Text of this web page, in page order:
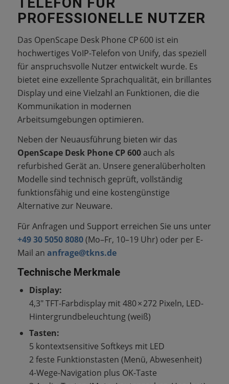
PROFESSIONELLE NUTZER
Das OpenScape Desk Phone CP 600 ist ein
hochwertiges VoIP-Telefon von Unify, das speziell
für anspruchsvolle Nutzer entwickelt wurde. Es
bietet eine exzellente Sprachqualität, ein brillantes
Display und eine Vielzahl an Funktionen, die die
Kommunikation in modernen
Arbeitsumgebungen optimieren.
Neben der Neuausführung bieten wir das
OpenScape Desk Phone CP 600auch als
refurbished Gerät an. Unsere generalüberholten
Modelle sind technisch geprüft, vollständig
funktionsfähig und eine kostengünstige
Alternative zur Neuware.
Für Anfragen und Support erreichen Sie uns unter
+49 30 5050 8080(Mo–Fr, 10–19 Uhr) oder per E-
Mail an anfrage@tkns.de
Technische Merkmale
Display:
4,3″ TFT-Farbdisplay mit 480 × 272 Pixeln, LED-
Hintergrundbeleuchtung (weiß)
Tasten:
5 kontextsensitive Softkeys mit LED
2 feste Funktionstasten (Menü, Abwesenheit)
4-Wege-Navigation plus OK-Taste